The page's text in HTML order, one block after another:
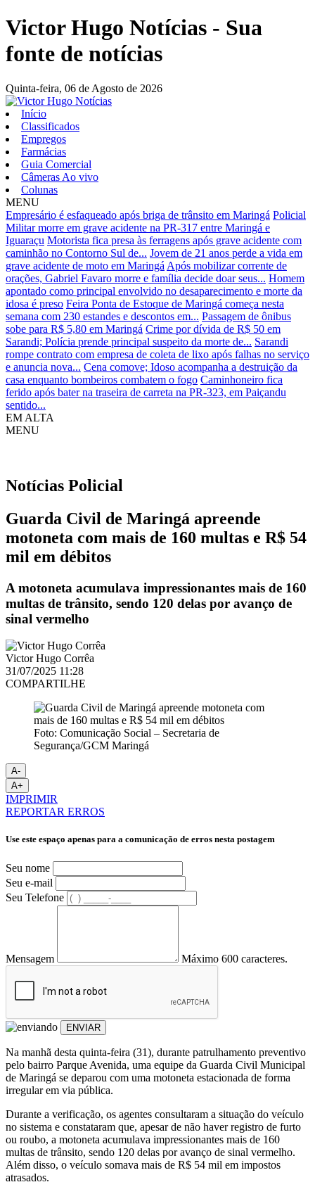
Victor Hugo Notícias - Sua
fonte de notícias
Quinta-feira, 06 de Agosto de 2026
Início
Classificados
Empregos
Farmácias
Guia Comercial
Câmeras Ao vivo
Colunas
MENU
Empresário é esfaqueado após briga de trânsito em Maringá Policial
Militar morre em grave acidente na PR-317 entre Maringá e
Iguaraçu Motorista fica presa às ferragens após grave acidente com
caminhão no Contorno Sul de... Jovem de 21 anos perde a vida em
grave acidente de moto em Maringá Após mobilizar corrente de
orações, Gabriel Favaro morre e família decide doar seus... Homem
apontado como principal envolvido no desaparecimento e morte da
idosa é preso Feira Ponta de Estoque de Maringá começa nesta
semana com 230 estandes e descontos em... Passagem de ônibus
sobe para R$ 5,80 em Maringá Crime por dívida de R$ 50 em
Sarandi; Polícia prende principal suspeito da morte de... Sarandi
rompe contrato com empresa de coleta de lixo após falhas no serviço
e anuncia nova... Cena comove; Idoso acompanha a destruição da
casa enquanto bombeiros combatem o fogo Caminhoneiro fica
ferido após bater na traseira de carreta na PR-323, em Paiçandu
sentido...
EM ALTA
MENU
Notícias Policial
Guarda Civil de Maringá apreende
motoneta com mais de 160 multas e R$ 54
mil em débitos
A motoneta acumulava impressionantes mais de 160
multas de trânsito, sendo 120 delas por avanço de
sinal vermelho
Victor Hugo Corrêa
31/07/2025 11:28
COMPARTILHE
Foto: Comunicação Social – Secretaria de
Segurança/GCM Maringá
A-
A+
IMPRIMIR
REPORTAR ERROS
Use este espaço apenas para a comunicação de erros nesta postagem
Seu nome
Seu e-mail
Seu Telefone
Mensagem Máximo 600 caracteres.
ENVIAR
Na manhã desta quinta-feira (31), durante patrulhamento preventivo
pelo bairro Parque Avenida, uma equipe da Guarda Civil Municipal
de Maringá se deparou com uma motoneta estacionada de forma
irregular em via pública.
Durante a verificação, os agentes consultaram a situação do veículo
no sistema e constataram que, apesar de não haver registro de furto
ou roubo, a motoneta acumulava impressionantes mais de 160
multas de trânsito, sendo 120 delas por avanço de sinal vermelho.
Além disso, o veículo somava mais de R$ 54 mil em impostos
atrasados.